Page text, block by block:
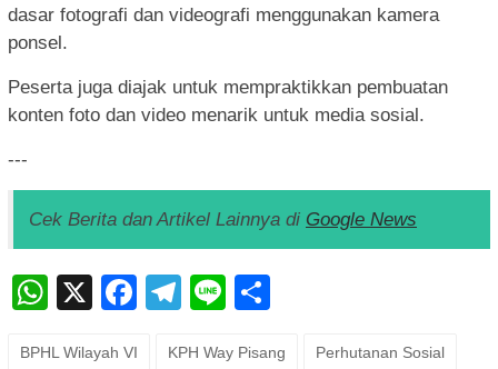
dasar fotografi dan videografi menggunakan kamera
ponsel.
Peserta juga diajak untuk mempraktikkan pembuatan
konten foto dan video menarik untuk media sosial.
---
Cek Berita dan Artikel Lainnya di Google News
WhatsApp
X Facebook
Telegram
Line
BPHL Wilayah VI KPH Way Pisang Perhutanan Sosial